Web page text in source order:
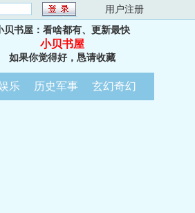
用户注册
贝书屋：看啥都有、更新最快
小贝书屋
如果你觉得好，恳请收藏
乐 历史军事 玄幻奇幻